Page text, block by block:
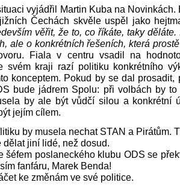
vyjádřil Martin Kuba na Novinkách.
Čechách skvěle uspěl jako
věřit, že to, co říkáte, taky
ale o konkrétních řešeních, která
Fiala v centru vsadil na
svém kraji razí politiku konkrétního
konceptem. Pokud by se dal prosadit,
bude jádrem Spolu: při volbách by to
by ale být vůdčí silou a konkrétní
jejím cílem.
by musela nechat STAN a Pirátům.
dělat jiní lidé, než dosud.
šéfem poslaneckého klubu ODS se
fanfáru, Marek Benda!
ke změnám ve své politice.